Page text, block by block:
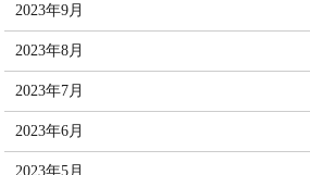
2023年9月
2023年8月
2023年7月
2023年6月
2023年5月